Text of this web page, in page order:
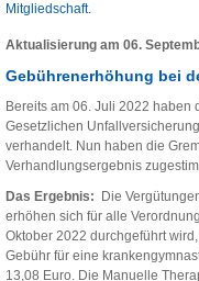
Mitgliedschaft.
Aktualisierung am 06.
Gebührenerhöhung bei
Bereits am 06. Juli 2022
Gesetzlichen
verhandelt. Nun haben die
Verhandlungsergebnis
Das Ergebnis:
Die
erhöhen sich für alle
Oktober 2022 durchgeführt wird ,
Gebühr für eine
13,08 Euro. Die Manuelle